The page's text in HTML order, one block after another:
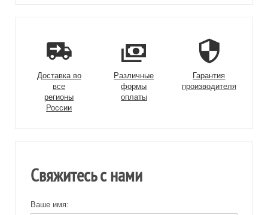
Доставка во
все
регионы
России
Различные
формы
оплаты
Гарантия
производителя
Свяжитесь с нами
Ваше имя: